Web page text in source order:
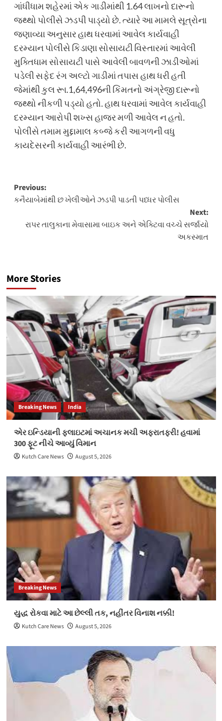
ગાંધીધામ શહેરમાં એક ગાડીમાંથી 1.64 લાખનો દારૂનો
જથ્થો પોલીસે ઝડપી પાડ્યો છે. ત્યારે આ મામલે સૂત્રોના
જણાવ્યા અનુસાર હાથ ધરવામાં આવેલ કાર્યવાહી
દરમ્યાન પોલીસે કિડાણા સોસાયટી વિસ્તારમાં આવેલી
મુક્તિધામ સોસાયટી પાસે આવેલી બાવળની ઝાડીઓમાં
પડેલી સફેદ રંગ અલ્ટો ગાડીમાં તપાસ હાથ ધરી હતી
જેમાંથી કુલ રૂા.1,64,496ની કિંમતનો અંગ્રેજી દારૂનો
જથ્થો નીકળી પડ્યો હતો. હાથ ધરવામાં આવેલ કાર્યવાહી
દરમ્યાન આરોપી શખ્સ હાજર મળી આવેલ ન હતો.
પોલીસે તમામ મુદ્દામાલ કબ્જે કરી આગળની વધુ
કાયદેસરની કાર્યવાહી આરંભી છે.
Post
navigation
Previous:
કનૈયાબેમાંથી છ ખેલીઓને ઝડપી પાડતી પધ્ધર પોલીસ
Next:
રાપર તાલુકાના મેવાસામા બાઇક અને એક્ટિવા વચ્ચે સર્જાયો
અકસ્માત
More Stories
Breaking News India
એર ઇન્ડિયાની ફ્લાઇટમાં અચાનક મચી અફરાતફરી! હવામાં
300 ફૂટ નીચે આવ્યું વિમાન
Kutch Care News August 5, 2026
Breaking News
યુદ્ધ રોકવા માટે આ છેલ્લી તક, નહીંતર વિનાશ નક્કી!
Kutch Care News August 5, 2026